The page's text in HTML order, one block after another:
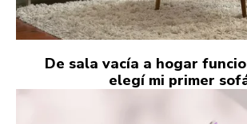
De sala vacía a hogar
elegí mi primer